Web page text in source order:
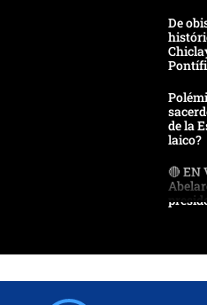
De
de la
laico?
🔴 EN